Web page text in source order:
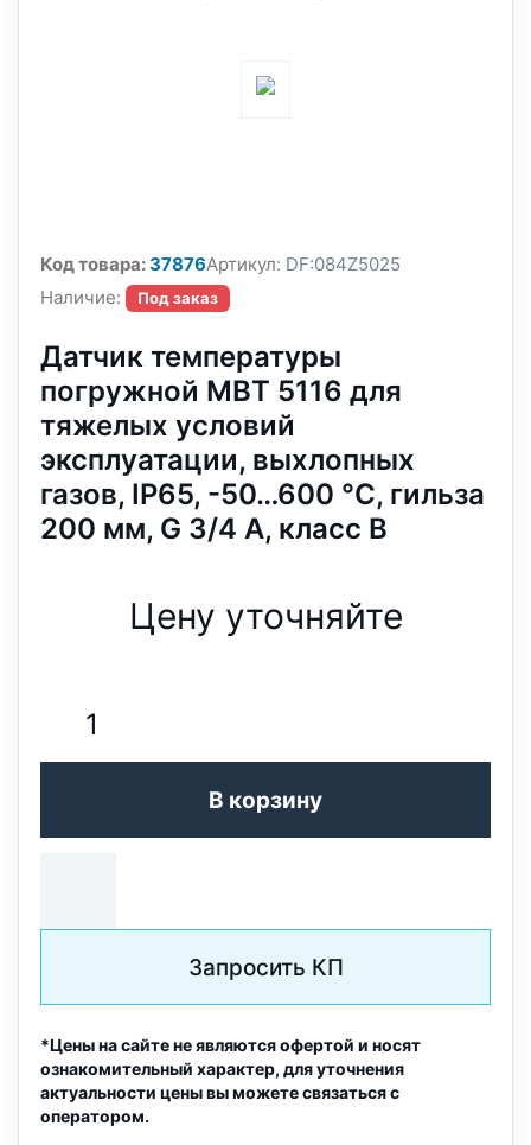
Код товара:37876Артикул: DF:084Z5025
Наличие:
Под заказ
Датчик температуры
погружной MBT 5116 для
тяжелых условий
эксплуатации, выхлопных
газов, IP65, -50…600 °C, гильза
200 мм, G 3/4 A, класс B
Цену уточняйте
В корзину
Запросить КП
*Цены на сайте не являются офертой и носят
ознакомительный характер, для уточнения
актуальности цены вы можете связаться с
оператором.